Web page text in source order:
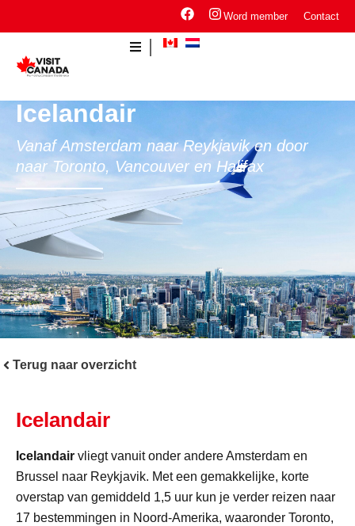
Word member Contact
Icelandair
Vanaf Amsterdam naar Reykjavik en door
naar Toronto, Vancouver en Halifax
Terug naar overzicht
Icelandair
Icelandair vliegt vanuit onder andere Amsterdam en
Brussel naar Reykjavik. Met een gemakkelijke, korte
overstap van gemiddeld 1,5 uur kun je verder reizen naar
17 bestemmingen in Noord-Amerika, waaronder Toronto,